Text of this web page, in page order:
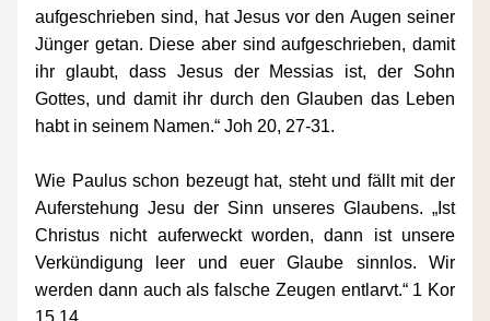
aufgeschrieben sind, hat Jesus vor den Augen seiner
Jünger getan. Diese aber sind aufgeschrieben, damit
ihr glaubt, dass Jesus der Messias ist, der Sohn
Gottes, und damit ihr durch den Glauben das Leben
habt in seinem Namen.“ Joh 20, 27-31.
Wie Paulus schon bezeugt hat, steht und fällt mit der
Auferstehung Jesu der Sinn unseres Glaubens. „Ist
Christus nicht auferweckt worden, dann ist unsere
Verkündigung leer und euer Glaube sinnlos. Wir
werden dann auch als falsche Zeugen entlarvt.“ 1 Kor
15,14.